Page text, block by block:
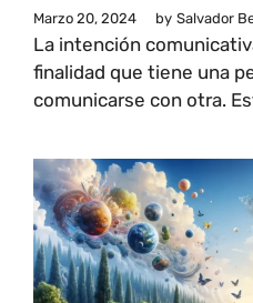
Marzo 20, 2024 by Salvador
La intención
finalidad que tiene una
comunicarse con otra.